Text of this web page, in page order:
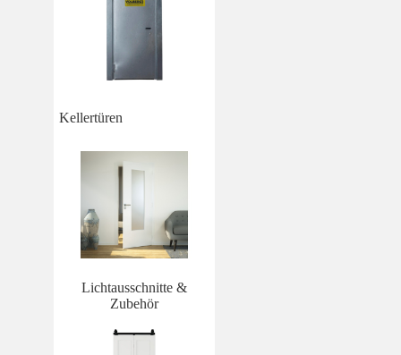
Kellertüren
Lichtausschnitte &
Zubehör